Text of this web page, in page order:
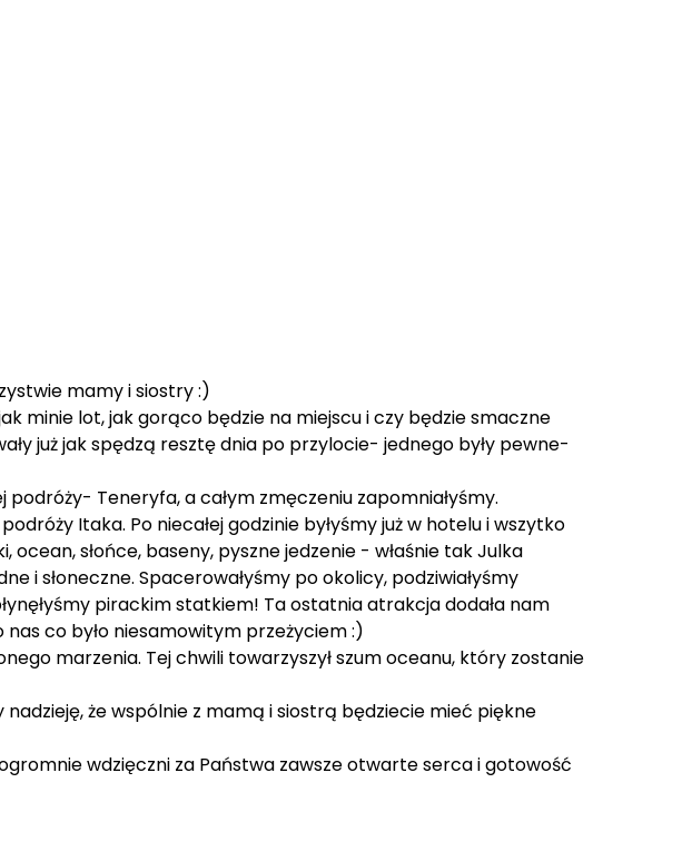
mamy i siostry :)
minie lot, jak gorąco będzie na miejscu i czy będzie smaczne
już jak spędzą resztę dnia po przylocie- jednego były pewne-
podróży- Teneryfa, a całym zmęczeniu zapomniałyśmy.
Itaka. Po niecałej godzinie byłyśmy już w hotelu i wszytko
słońce, baseny, pyszne jedzenie - właśnie tak Julka
i słoneczne. Spacerowałyśmy po okolicy, podziwiałyśmy
pirackim statkiem! Ta ostatnia atrakcja dodała nam
co było niesamowitym przeżyciem :)
marzenia. Tej chwili towarzyszył szum oceanu, który zostanie
że wspólnie z mamą i siostrą będziecie mieć piękne
wdzięczni za Państwa zawsze otwarte serca i gotowość